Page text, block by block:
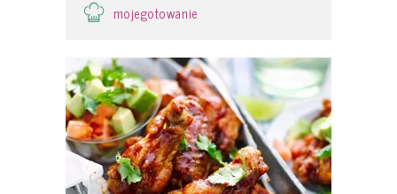
mojegotowanie